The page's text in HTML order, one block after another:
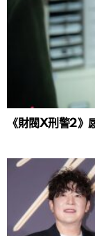
《財閥X刑警2》